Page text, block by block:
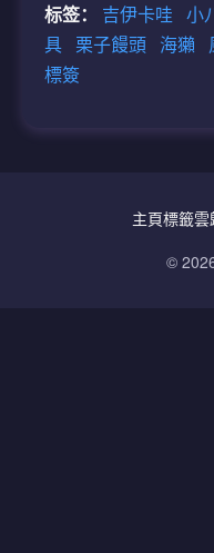
标签： 吉伊卡哇 小
具 栗子饅頭 海獺
標簽
主頁標籤雲
©